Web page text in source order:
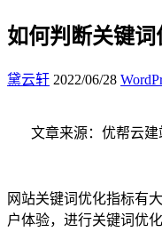
如何判断关键
黛云轩 2022/06/28
文章来源：优帮云建
网站关键词优化指标有
户体验，进行关键词优